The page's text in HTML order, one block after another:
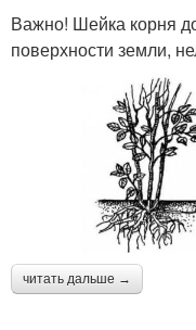
Важно! Шейка корня
поверхности земли,
читать дальше →